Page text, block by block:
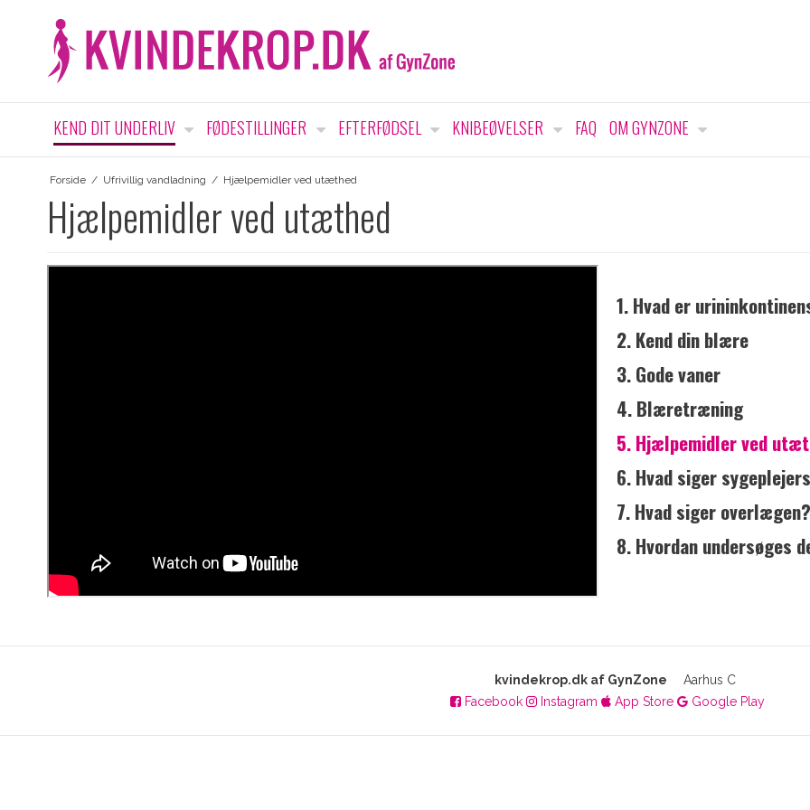
KEND DIT UNDERLIV FØDESTILLINGER EFTERFØDSEL KNIBEØVELSER FAQ OM GYNZONE
Forside / Ufrivillig vandladning / Hjælpemidler ved utæthed
Hjælpemidler ved utæthed
1. Hvad er
2. Kend din blære
3. Gode vaner
4. Blæretræning
5. Hjælpemidler ved
6. Hvad siger
7.Hvad siger overlægen?
8. Hvordan undersøges
kvindekrop.dk af GynZone
Aarhus C
Facebook
Instagram App Store Google Play